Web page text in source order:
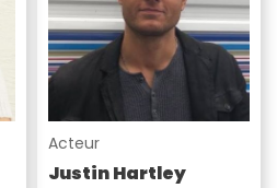
Acteur
Justin Hartley